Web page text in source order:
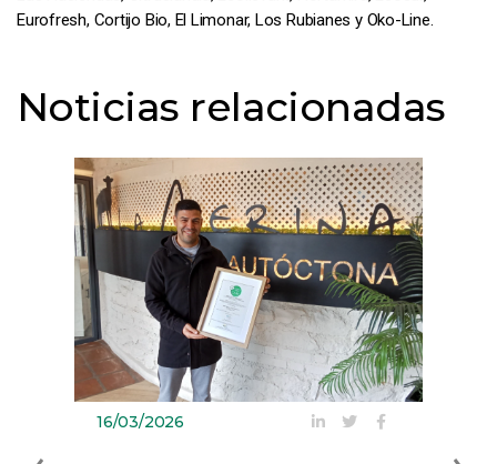
Eurofresh, Cortijo Bio, El Limonar, Los Rubianes y Oko-Line.
Noticias relacionadas
16/03/2026